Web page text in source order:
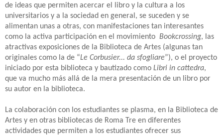
de ideas que permiten acercar el libro y la cultura a los
universitarios y a la sociedad en general, se suceden y se
alimentan unas a otras, con manifestaciones tan interesantes
como la activa participación en el movimiento Bookcrossing, las
atractivas exposiciones de la Biblioteca de Artes (algunas tan
originales como la de “Le Corbusier... da sfogliare”), o el proyecto
iniciado por esta biblioteca y bautizado como Libri in cattedra,
que va mucho más allá de la mera presentación de un libro por
su autor en la biblioteca.
La colaboración con los estudiantes se plasma, en la Biblioteca de
Artes y en otras bibliotecas de Roma Tre en diferentes
actividades que permiten a los estudiantes ofrecer sus